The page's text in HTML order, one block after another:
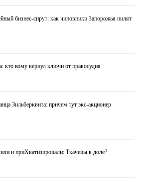
бизнес-спрут: как чиновники Запорожья пилят
кто кому вернул ключи от правосудия
Зильберквита: причем тут экс-акционер
и приХватизировали: Ткачевы в доле?